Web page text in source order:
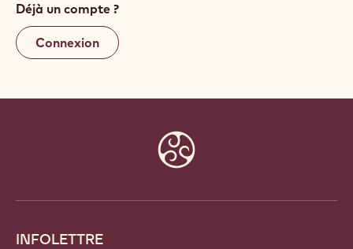
Déjà un compte ?
Connexion
INFOLETTRE